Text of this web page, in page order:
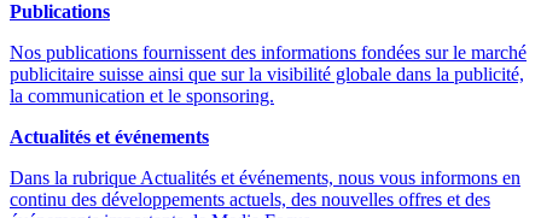
Publications
Nos publications fournissent des informations fondées sur le marché
publicitaire suisse ainsi que sur la visibilité globale dans la publicité,
la communication et le sponsoring.
Actualités et événements
Dans la rubrique Actualités et événements, nous vous informons en
continu des développements actuels, des nouvelles offres et des